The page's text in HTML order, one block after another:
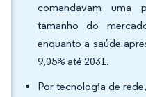
comandavam uma
tamanho do
enquanto a saúde
9,05% até 2031.
Por tecnologia de